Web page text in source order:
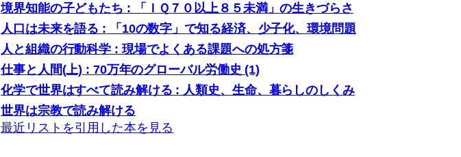
境界知能の子どもたち : 「ＩＱ７０以上８５未満」の生きづらさ
人口は未来を語る : 「10の数字」で知る経済、少子化、環境問題
人と組織の行動科学 : 現場でよくある課題への処方箋
仕事と人間(上) : 70万年のグローバル労働史 (1)
化学で世界はすべて読み解ける : 人類史、生命、暮らしのしくみ
世界は宗教で読み解ける
最近リストを引用した本を見る